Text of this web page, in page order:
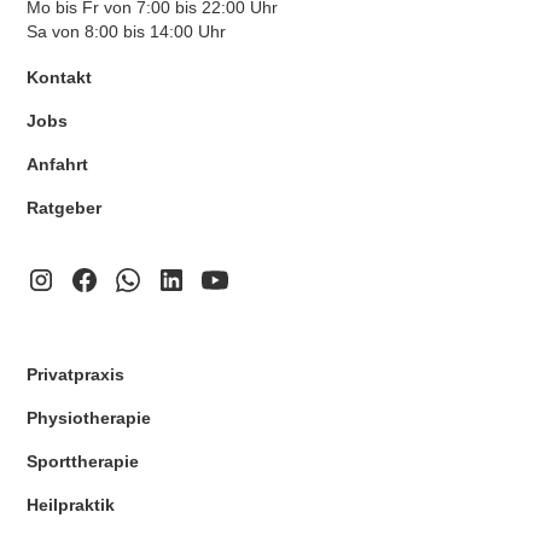
Mo bis Fr von 7:00 bis 22:00 Uhr
Sa von 8:00 bis 14:00 Uhr
Kontakt
Jobs
Anfahrt
Ratgeber
Privatpraxis
Physiotherapie
Sporttherapie
Heilpraktik